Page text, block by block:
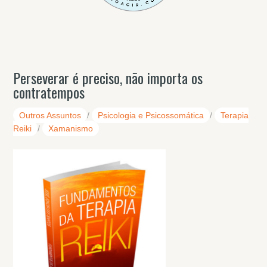
Perseverar é preciso, não importa os
contratempos
Outros Assuntos / Psicologia e Psicossomática /
Terapia
Reiki
/ Xamanismo